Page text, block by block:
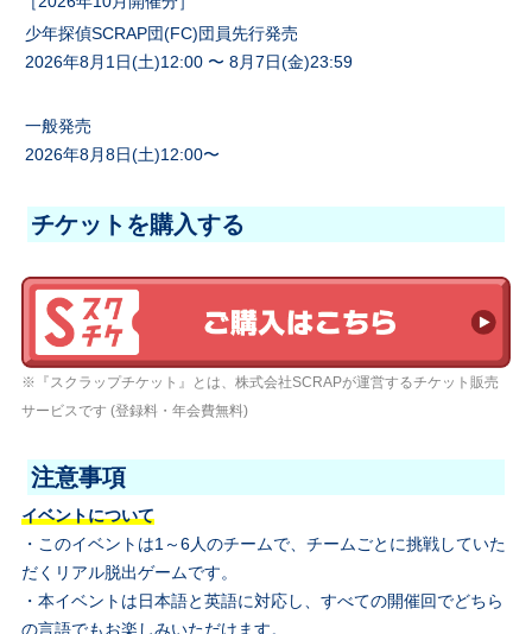
少年探偵SCRAP団(FC)団員先行発売
2026年8月1日(土)12:00 〜 8月7日(金)23:59
一般発売
2026年8月8日(土)12:00〜
チケットを購入する
※『スクラップチケット』とは、株式会社SCRAPが運営するチケット販売
サービスです (登録料・年会費無料)
注意事項
イベントについて
・このイベントは1～6人のチームで、チームごとに挑戦していた
だくリアル脱出ゲームです。
・本イベントは日本語と英語に対応し、すべての開催回でどちら
の言語でもお楽しみいただけます。